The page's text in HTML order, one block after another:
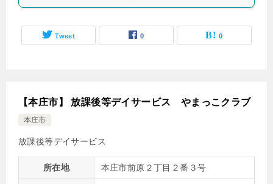
Tweet 0 0
【本庄市】 放課後等デイサービス やまっこクラブ
本庄市
放課後等デイサービス
所在地 本庄市前原２丁目２番３号